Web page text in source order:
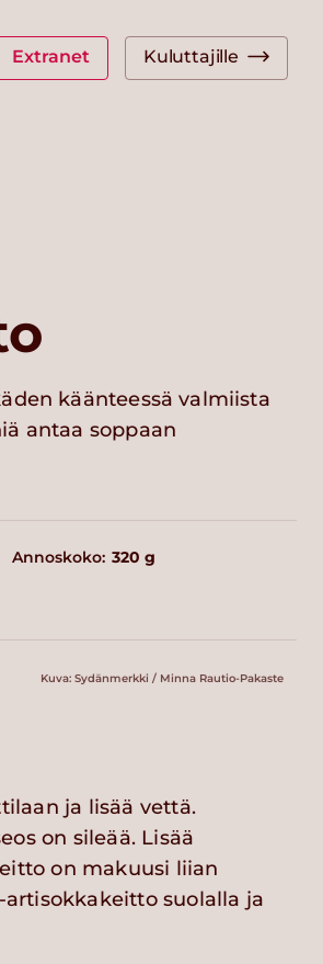
Extranet Kuluttajille
käänteessä valmiista
antaa soppaan
Annoskoko: 320 g
Kuva: Sydänmerkki / Minna Rautio-Pakaste
ja lisää vettä.
on sileää. Lisää
on makuusi liian
suolalla ja